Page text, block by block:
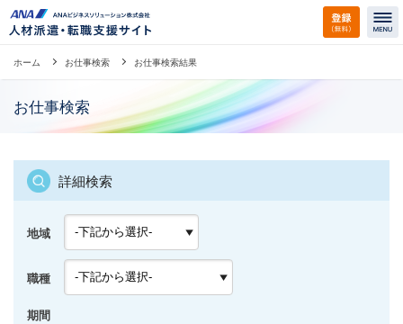
ホーム お仕事検索 お仕事検索結果
お仕事検索
詳細検索
地域
職種
期間